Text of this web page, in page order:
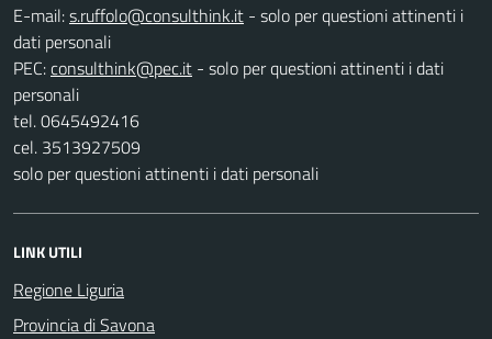
E-mail:
- solo per questioni attinenti i
dati personali
PEC:
- solo per questioni attinenti i dati
personali
tel. 0645492416
cel. 3513927509
solo per questioni attinenti i dati personali
LINK UTILI
Regione Liguria
Provincia di Savona